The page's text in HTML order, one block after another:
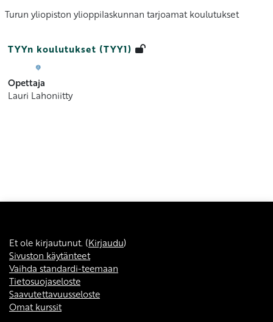
Turun yliopiston ylioppilaskunnan tarjoamat koulutukset
TYYn koulutukset (TYY1)
Opettaja
Lauri Lahoniitty
Et ole kirjautunut. (Kirjaudu)
Sivuston käytänteet
Vaihda standardi-teemaan
Tietosuojaseloste
Saavutettavuusseloste
Omat kurssit